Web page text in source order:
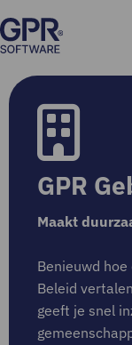
GPR
Maakt
Benieuwd
Beleid
geeft je snel